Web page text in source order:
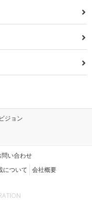
ジョン
問い合わせ
について 会社概要